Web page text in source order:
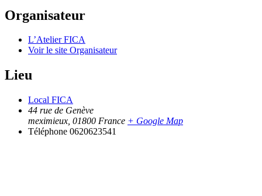
Organisateur
L’Atelier FICA
Voir le site Organisateur
Lieu
Local FICA
44 rue de Genève
meximieux 01800 France + Google Map
Téléphone 0620623541